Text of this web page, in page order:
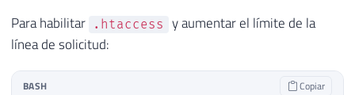
Para habilitar
.htaccess
y aumentar el límite de la
línea de solicitud:
BASH Copiar